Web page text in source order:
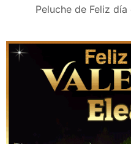
Peluche de Feliz